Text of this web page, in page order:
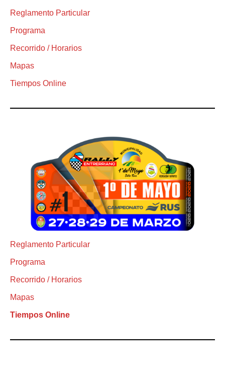
Reglamento Particular
Programa
Recorrido / Horarios
Mapas
Tiempos Online
Reglamento Particular
Programa
Recorrido / Horarios
Mapas
Tiempos Online